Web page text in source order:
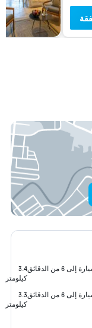
6 من الدقائق
3.4
كيلومتر
6 من الدقائق
3.3
كيلومتر